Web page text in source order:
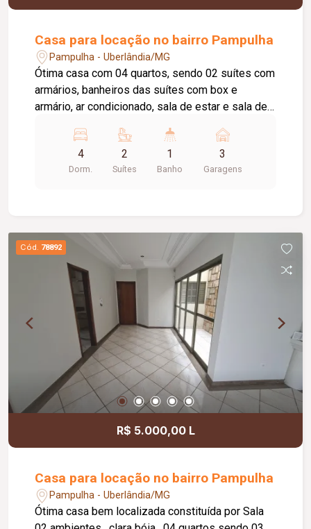
Casa para locação no bairro Pampulha
Pampulha - Uberlândia/MG
Ótima casa com 04 quartos, sendo 02 suítes com
armários, banheiros das suítes com box e
armário, ar condicionado, sala de estar e sala de
box, cozinha com armário, área gourmet com
churrasqueira, área de serviço, garagem para 03
carros, portão eletrônico, concertina, quintal com
4
Dorm.
2
Suítes
1
Banho
3
Garagens
Cód. 78892
R$ 5.000,00 L
Casa para locação no bairro Pampulha
Pampulha - Uberlândia/MG
Ótima casa bem localizada constituída por Sala